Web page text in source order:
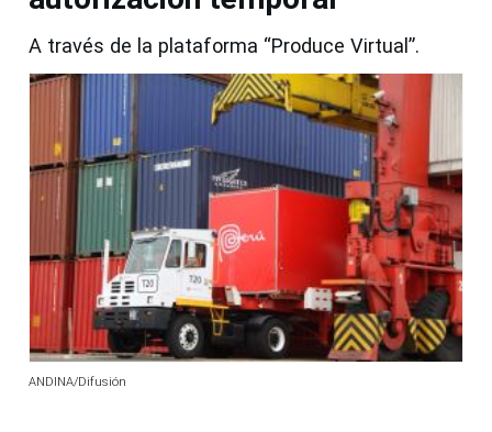
A través de la plataforma “Produce Virtual”.
ANDINA/Difusión